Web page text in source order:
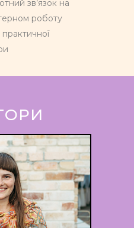
зв’язок на
роботу